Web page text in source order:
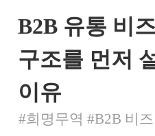
B2B 유통 비
구조를 먼저
이유
#희명무역 #B2B 비